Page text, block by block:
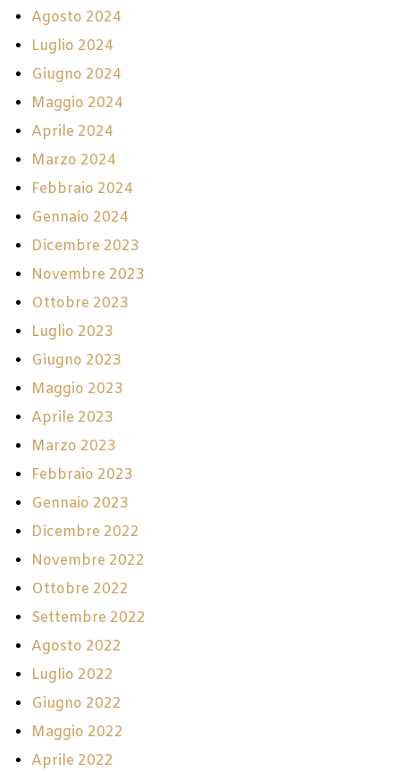
Agosto 2024
Luglio 2024
Giugno 2024
Maggio 2024
Aprile 2024
Marzo 2024
Febbraio 2024
Gennaio 2024
Dicembre 2023
Novembre 2023
Ottobre 2023
Luglio 2023
Giugno 2023
Maggio 2023
Aprile 2023
Marzo 2023
Febbraio 2023
Gennaio 2023
Dicembre 2022
Novembre 2022
Ottobre 2022
Settembre 2022
Agosto 2022
Luglio 2022
Giugno 2022
Maggio 2022
Aprile 2022